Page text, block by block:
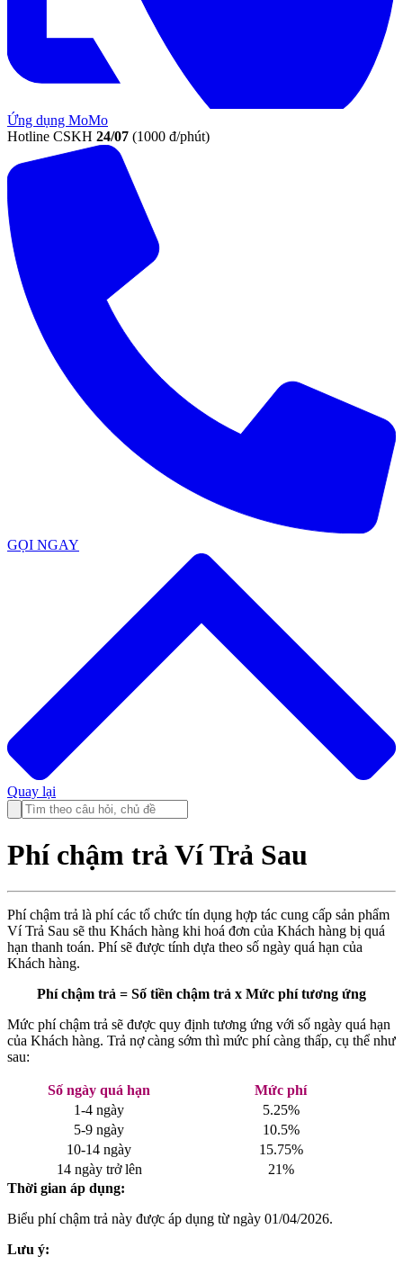
Ứng dụng MoMo
Hotline CSKH 24/07 (1000 đ/phút)
GỌI NGAY
Quay lại
Phí chậm trả Ví Trả Sau
Phí chậm trả là phí các tổ chức tín dụng hợp tác cung cấp sản phẩm
Ví Trả Sau sẽ thu Khách hàng khi hoá đơn của Khách hàng bị quá
hạn thanh toán. Phí sẽ được tính dựa theo số ngày quá hạn của
Khách hàng.
Phí chậm trả = Số tiền chậm trả x Mức phí tương ứng
Mức phí chậm trả sẽ được quy định tương ứng với số ngày quá hạn
của Khách hàng. Trả nợ càng sớm thì mức phí càng thấp, cụ thể như
sau:
Số ngày quá hạn
Mức phí
1-4 ngày
5.25%
5-9 ngày
10.5%
10-14 ngày
15.75%
14 ngày trở lên
21%
Thời gian áp dụng:
Biểu phí chậm trả này được áp dụng từ ngày 01/04/2026.
Lưu ý: